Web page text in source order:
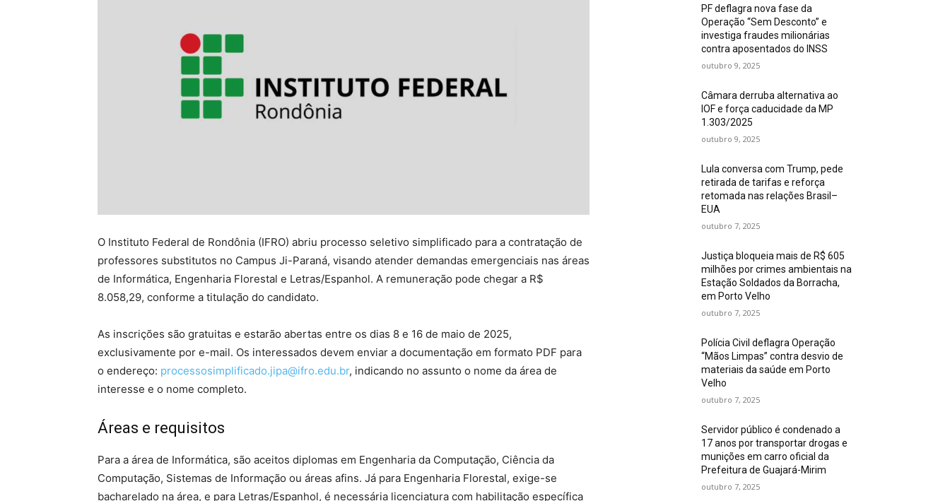
O Instituto Federal de Rondônia (IFRO) abriu processo seletivo simplificado para a contratação de
professores substitutos no Campus Ji-Paraná, visando atender demandas emergenciais nas áreas
de Informática, Engenharia Florestal e Letras/Espanhol. A remuneração pode chegar a R$
8.058,29, conforme a titulação do candidato.
As inscrições são gratuitas e estarão abertas entre os dias 8 e 16 de maio de 2025,
exclusivamente por e-mail. Os interessados devem enviar a documentação em formato PDF para
o endereço: processosimplificado.jipa@ifro.edu.br, indicando no assunto o nome da área de
interesse e o nome completo.
Áreas e requisitos
Para a área de Informática, são aceitos diplomas em Engenharia da Computação, Ciência da
Computação, Sistemas de Informação ou áreas afins. Já para Engenharia Florestal, exige-se
bacharelado na área, e para Letras/Espanhol, é necessária licenciatura com habilitação específica
PF deflagra nova fase da
Operação “Sem Desconto” e
investiga fraudes milionárias
contra aposentados do INSS
outubro 9, 2025
Câmara derruba alternativa ao
IOF e força caducidade da MP
1.303/2025
outubro 9, 2025
Lula conversa com Trump, pede
retirada de tarifas e reforça
retomada nas relações Brasil–
EUA
outubro 7, 2025
Justiça bloqueia mais de R$ 605
milhões por crimes ambientais na
Estação Soldados da Borracha,
em Porto Velho
outubro 7, 2025
Polícia Civil deflagra Operação
“Mãos Limpas” contra desvio de
materiais da saúde em Porto
Velho
outubro 7, 2025
Servidor público é condenado a
17 anos por transportar drogas e
munições em carro oficial da
Prefeitura de Guajará-Mirim
outubro 7, 2025